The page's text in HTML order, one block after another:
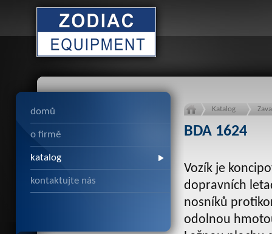
domů
o firmě
katalog
kontaktujte nás
Katalog
BDA 1624
Vozík je
dopravních
nosníků
odolnou